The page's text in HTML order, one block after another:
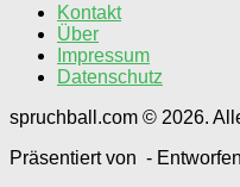
Kontakt
Über
Impressum
Datenschutz
spruchball.com © 2026.
Präsentiert von -